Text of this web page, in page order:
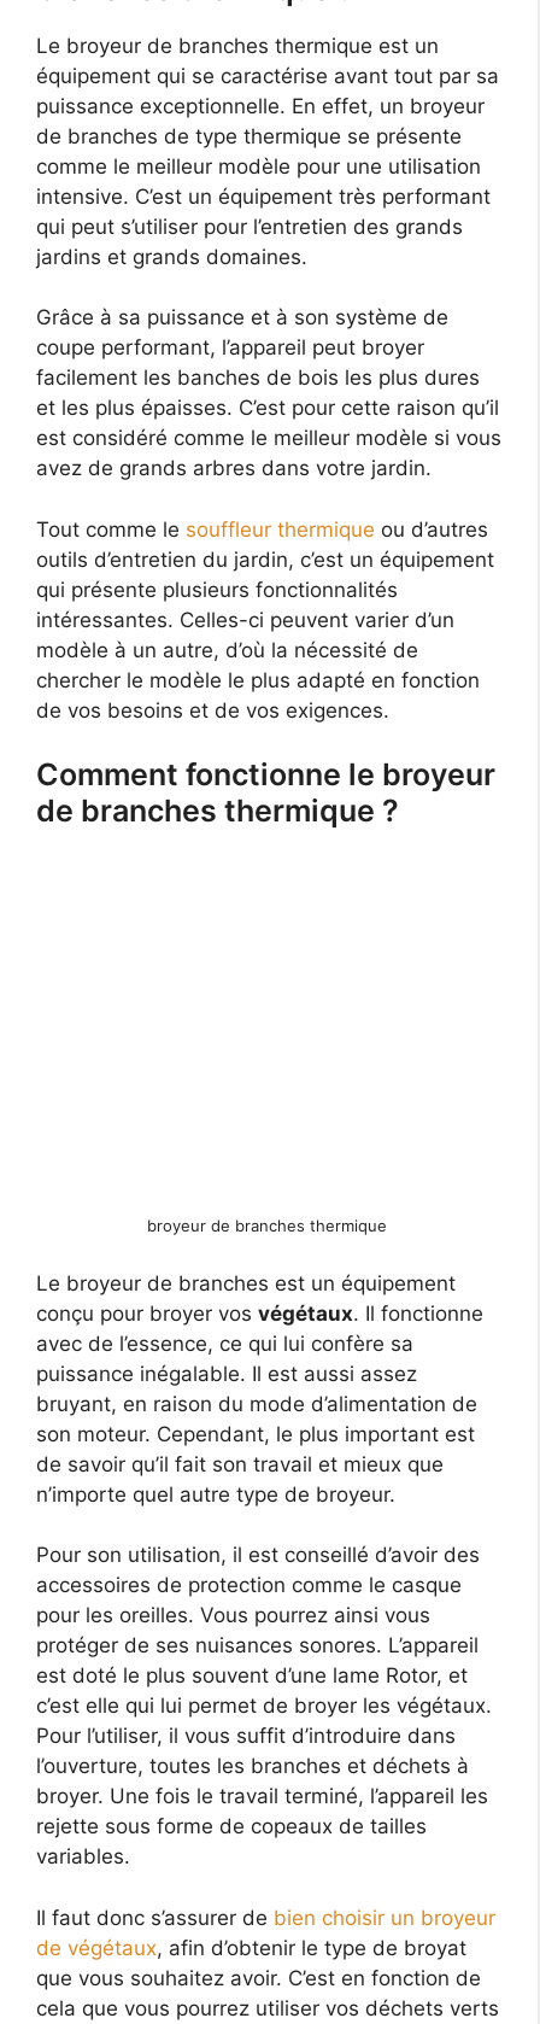
Le broyeur de branches thermique est un
équipement qui se caractérise avant tout par sa
puissance exceptionnelle. En effet, un broyeur
de branches de type thermique se présente
comme le meilleur modèle pour une utilisation
intensive. C’est un équipement très performant
qui peut s’utiliser pour l’entretien des grands
jardins et grands domaines.
Grâce à sa puissance et à son système de
coupe performant, l’appareil peut broyer
facilement les banches de bois les plus dures
et les plus épaisses. C’est pour cette raison qu’il
est considéré comme le meilleur modèle si vous
avez de grands arbres dans votre jardin.
Tout comme le souffleur thermique ou d’autres
outils d’entretien du jardin, c’est un équipement
qui présente plusieurs fonctionnalités
intéressantes. Celles-ci peuvent varier d’un
modèle à un autre, d’où la nécessité de
chercher le modèle le plus adapté en fonction
de vos besoins et de vos exigences.
Comment fonctionne le broyeur
de branches thermique ?
broyeur de branches thermique
Le broyeur de branches est un équipement
conçu pour broyer vos végétaux. Il fonctionne
avec de l’essence, ce qui lui confère sa
puissance inégalable. Il est aussi assez
bruyant, en raison du mode d’alimentation de
son moteur. Cependant, le plus important est
de savoir qu’il fait son travail et mieux que
n’importe quel autre type de broyeur.
Pour son utilisation, il est conseillé d’avoir des
accessoires de protection comme le casque
pour les oreilles. Vous pourrez ainsi vous
protéger de ses nuisances sonores. L’appareil
est doté le plus souvent d’une lame Rotor, et
c’est elle qui lui permet de broyer les végétaux.
Pour l’utiliser, il vous suffit d’introduire dans
l’ouverture, toutes les branches et déchets à
broyer. Une fois le travail terminé, l’appareil les
rejette sous forme de copeaux de tailles
variables.
Il faut donc s’assurer de bien choisir un broyeur
de végétaux, afin d’obtenir le type de broyat
que vous souhaitez avoir. C’est en fonction de
cela que vous pourrez utiliser vos déchets verts